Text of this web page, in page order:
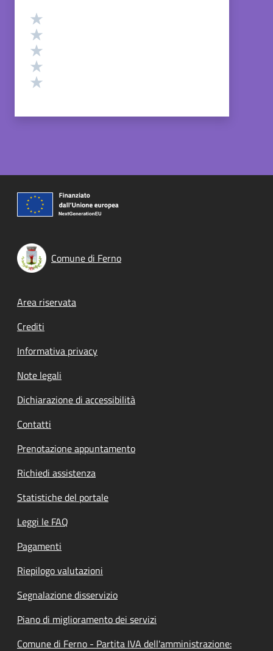
Valutazione
Comune di Ferno
Footer menu
Area riservata
Crediti
Informativa privacy
Note legali
Dichiarazione di accessibilità
Contatti
Prenotazione appuntamento
Richiedi assistenza
Statistiche del portale
Leggi le FAQ
Pagamenti
Riepilogo valutazioni
Segnalazione disservizio
Piano di miglioramento dei servizi
Comune di Ferno - Partita IVA dell'amministrazione: